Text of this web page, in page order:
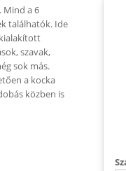
Mind a 6
találhatók. Ide
szavak,
sok más.
a kocka
közben is